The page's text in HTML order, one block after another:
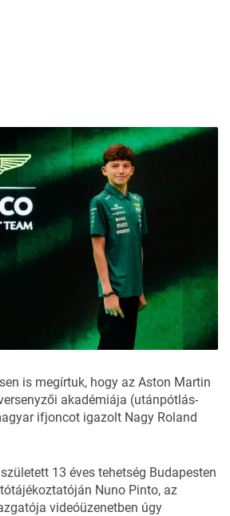
is megírtuk, hogy az Aston Martin
akadémiája (utánpótlás-
ifjoncot igazolt Nagy Roland
13 éves tehetség Budapesten
Nuno Pinto, az
videóüzenetben úgy